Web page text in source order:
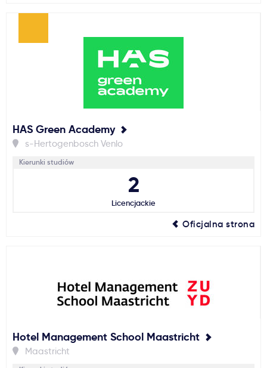
HAS Green Academy
s-Hertogenbosch Venlo
Kierunki studiów
2
Licencjackie
Oficjalna strona
Hotel Management School Maastricht
Maastricht